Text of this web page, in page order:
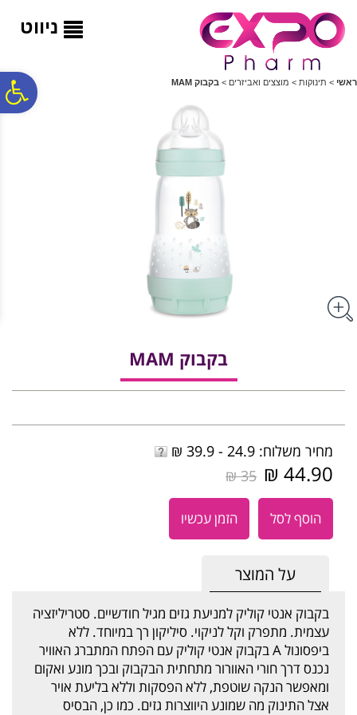
ניווט
ראשי > תינוקות > מוצצים ואביזרים > בקבוק MAM
בקבוק MAM
מחיר משלוח: 24.9 - 39.9 ₪
44.90 ₪
35 ₪
הוסף לסל הזמן עכשיו
על המוצר
בקבוק אנטי קוליק למניעת גזים מגיל חודשיים. סטריליזציה
עצמית. מתפרק וקל לניקוי. סיליקון רך במיוחד. ללא
ביפסונול A בקבוק אנטי קוליק עם הפתח המתברג האוויר
נכנס דרך חורי האוורור מתחתית הבקבוק ובכך מונע ואקום
ומאפשר הנקה שוטפת, ללא הפסקות וללא בליעת אויר
אצל התינוק מה שמונע היווצרות גזים. כמו כן, הבסיס